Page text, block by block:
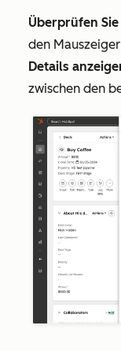
Überprüfen
den
Details
zwischen den